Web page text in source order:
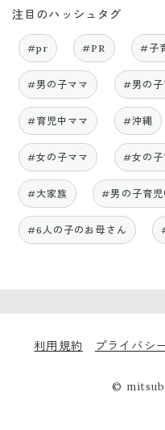
注目のハッシュタグ
#pr #PR #子
#男の子ママ #男の子
#育児中ママ #沖縄
#女の子ママ #女の子
#大家族 #男の子育児
#6人の子のお母さん
利用規約 プライバシ
©